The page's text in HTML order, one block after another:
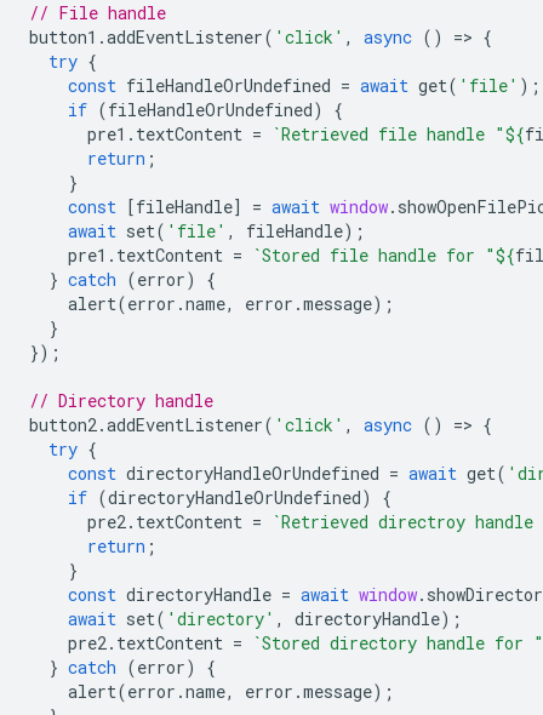
// File handle
button1 .addEventListener( 'click' , async () => {
try {
const fileHandleOrUndefined = await get( 'file' );
if (fileHandleOrUndefined)
{
pre1 . textContent = `Retrieved file handle "${
return ;
}
const [fileHandle] = await window.
await set( 'file' , fileHandle);
pre1 . textContent = `Stored file handle for "${
} catch (error)
{
alert(error .name, error .message);
}
});
// Directory handle
button2.addEventListener( 'click' , async () => {
try {
const directoryHandleOrUndefined = await get(
if (directoryHandleOrUndefined)
{
pre2. textContent =
`Retrieved directroy
return ;
}
const directoryHandle = await window.
await set( 'directory' , directoryHandle);
pre2. textContent =
`Stored directory handle for "
} catch (error)
{
alert(error .name, error .message);